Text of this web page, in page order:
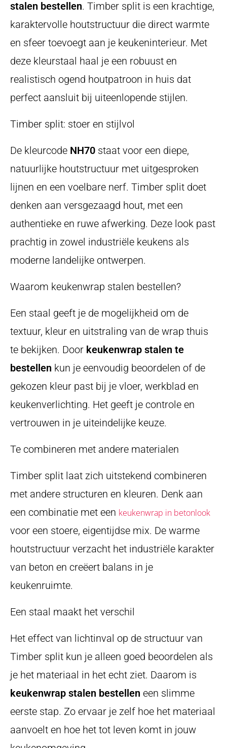
stalen bestellen. Timber split is een krachtige,
karaktervolle houtstructuur die direct warmte
en sfeer toevoegt aan je keukeninterieur. Met
deze kleurstaal haal je een robuust en
realistisch ogend houtpatroon in huis dat
perfect aansluit bij uiteenlopende stijlen.
Timber split: stoer en stijlvol
De kleurcode NH70 staat voor een diepe,
natuurlijke houtstructuur met uitgesproken
lijnen en een voelbare nerf. Timber split doet
denken aan versgezaagd hout, met een
authentieke en ruwe afwerking. Deze look past
prachtig in zowel industriële keukens als
moderne landelijke ontwerpen.
Waarom keukenwrap stalen bestellen?
Een staal geeft je de mogelijkheid om de
textuur, kleur en uitstraling van de wrap thuis
te bekijken. Door keukenwrap stalen te
bestellen kun je eenvoudig beoordelen of de
gekozen kleur past bij je vloer, werkblad en
keukenverlichting. Het geeft je controle en
vertrouwen in je uiteindelijke keuze.
Te combineren met andere materialen
Timber split laat zich uitstekend combineren
met andere structuren en kleuren. Denk aan
een combinatie met een keukenwrap in betonlook
voor een stoere, eigentijdse mix. De warme
houtstructuur verzacht het industriële karakter
van beton en creëert balans in je
keukenruimte.
Een staal maakt het verschil
Het effect van lichtinval op de structuur van
Timber split kun je alleen goed beoordelen als
je het materiaal in het echt ziet. Daarom is
keukenwrap stalen bestellen een slimme
eerste stap. Zo ervaar je zelf hoe het materiaal
aanvoelt en hoe het tot leven komt in jouw